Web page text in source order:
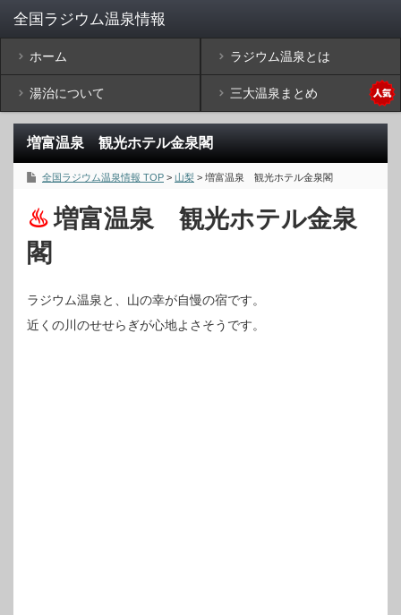
ホーム ラジウム温泉とは
湯治について 三大温泉まとめ
増富温泉 観光ホテル金泉閣
全国ラジウム温泉情報 TOP > 山梨 > 増富温泉 観光ホテル金泉閣
増富温泉 観光ホテル金泉
閣
ラジウム温泉と、山の幸が自慢の宿です。
近くの川のせせらぎが心地よさそうです。